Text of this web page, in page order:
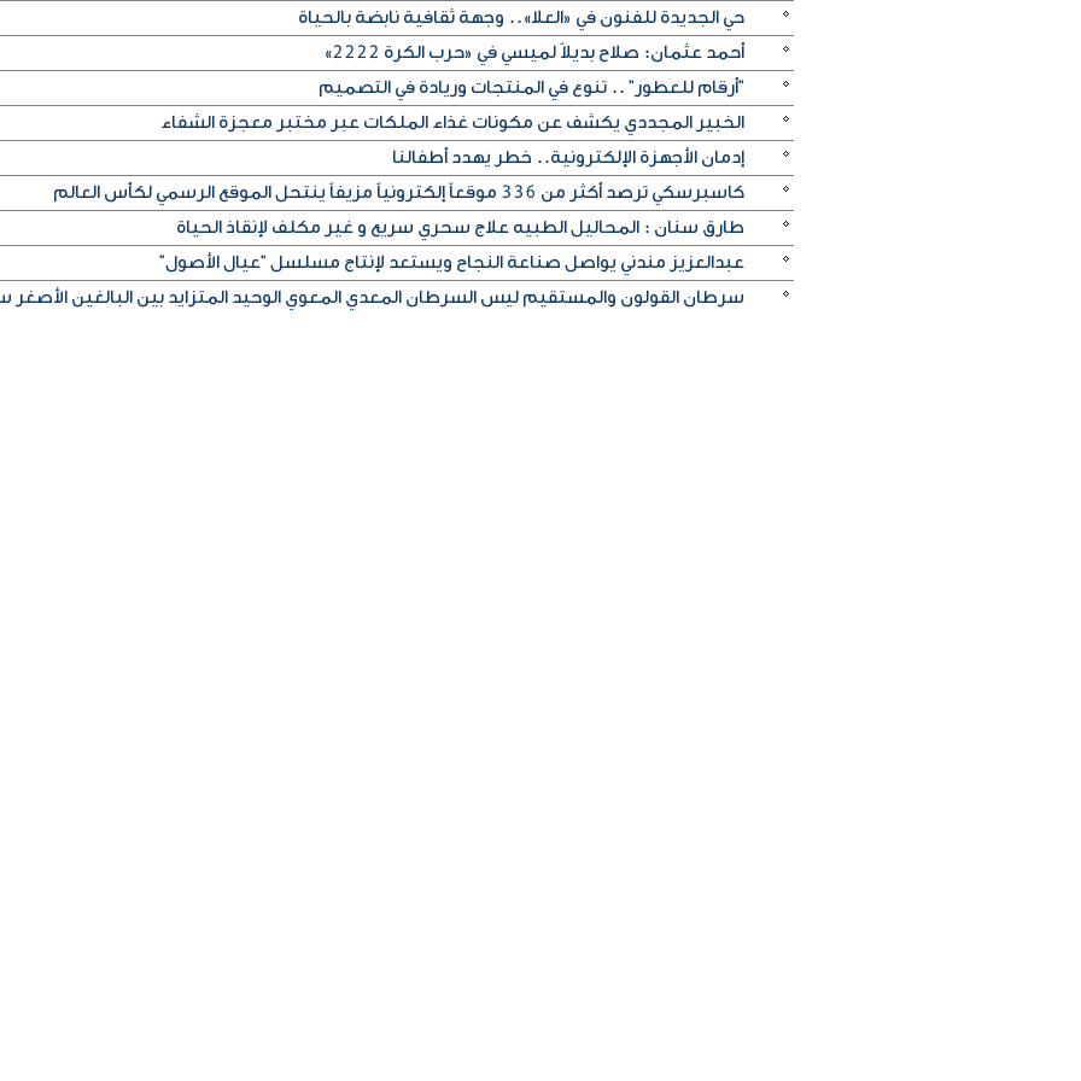
حي الجديدة للفنون في «العلا».. وجهة ثقافية نابضة بالحياة
أحمد عثمان: صلاح بديلاً لميسي في «حرب الكرة 2222»
"أرقام للعطور" .. تنوع في المنتجات وريادة في التصميم
الخبير المجددي يكشف عن مكونات غذاء الملكات عبر مختبر معجزة الشفاء
إدمان الأجهزة الإلكترونية.. خطر يهدد أطفالنا
كاسبرسكي ترصد أكثر من 336 موقعاً إلكترونياً مزيفاً ينتحل الموقع الرسمي لكأس العالم
طارق سنان : المحاليل الطبيه علاج سحري سريع و غير مكلف لإنقاذ الحياة
عبدالعزيز مندني يواصل صناعة النجاح ويستعد لإنتاج مسلسل “عيال الأصول”
سرطان القولون والمستقيم ليس السرطان المعدي المعوي الوحيد المتزايد بين البالغين الأصغر